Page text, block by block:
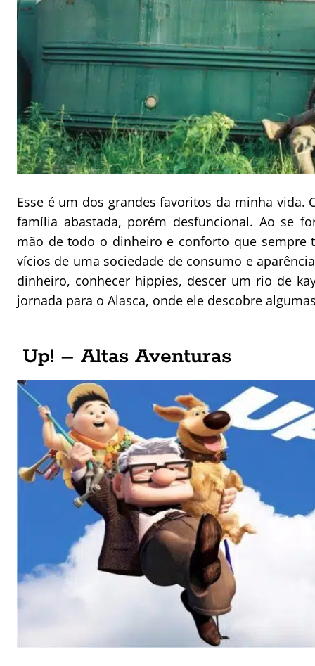
Esse é um dos grandes favoritos da minha vida.
família abastada, porém desfuncional. Ao se
mão de todo o dinheiro e conforto que sempre
vícios de uma sociedade de consumo e
dinheiro, conhecer hippies, descer um rio de
jornada para o Alasca, onde ele descobre
Up! – Altas Aventuras